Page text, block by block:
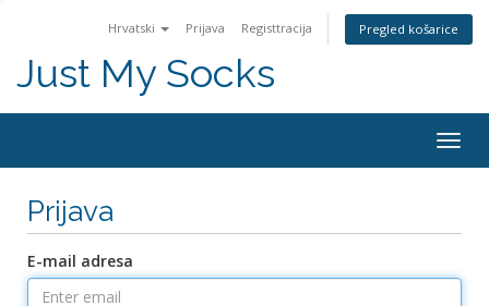
Hrvatski Prijava Registtracija Pregled košarice
Just My Socks
Prijava
E-mail adresa